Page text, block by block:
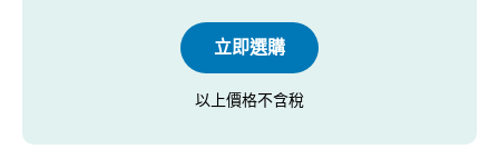
立即選購
以上價格不含稅